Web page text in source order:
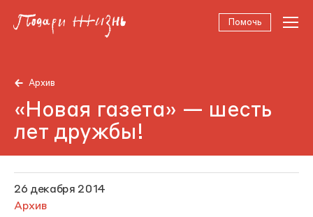
Помочь
Архив
«Новая газета» — шесть
лет дружбы!
26 декабря 2014
Архив